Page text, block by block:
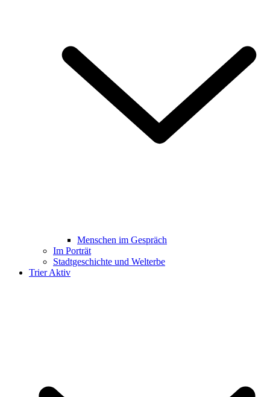
Menschen im Gespräch
Im Porträt
Stadtgeschichte und Welterbe
Trier Aktiv